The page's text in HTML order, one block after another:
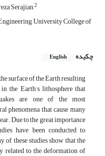
Serajian2
University College of
چکیده
English
surface of the Earth resulting
the Earth's lithosphere that
are one of the most
phenomena that cause many
Due to the great importance
have been conducted to
of these studies show that the
related to the deformation of